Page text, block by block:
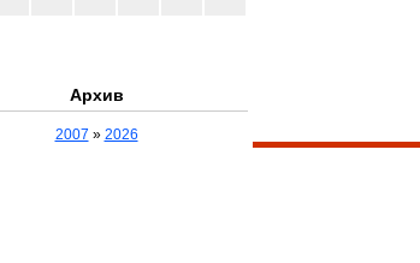
Архив
2007 » 2026